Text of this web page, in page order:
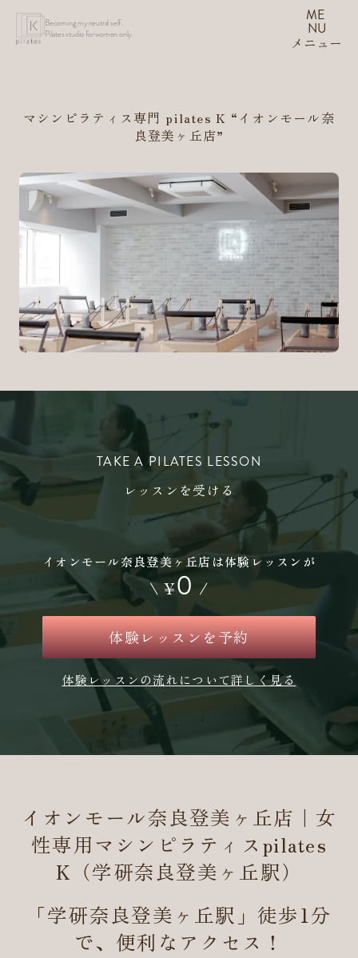
Becoming my neutral self.
Pilates studio for women only.
ME
NU
メニュー
マシンピラティス専門 pilates K “イオンモール奈
良登美ヶ丘店”
TAKE A PILATES LESSON
レッスンを受ける
イオンモール奈良登美ヶ丘店は体験レッスンが
\¥0 /
体験レッスンを予約
体験レッスンの流れについて詳しく見る
イオンモール奈良登美ヶ丘店｜女
性専用マシンピラティスpilates
K（学研奈良登美ヶ丘駅）
「学研奈良登美ヶ丘駅」徒歩1分
で、便利なアクセス！